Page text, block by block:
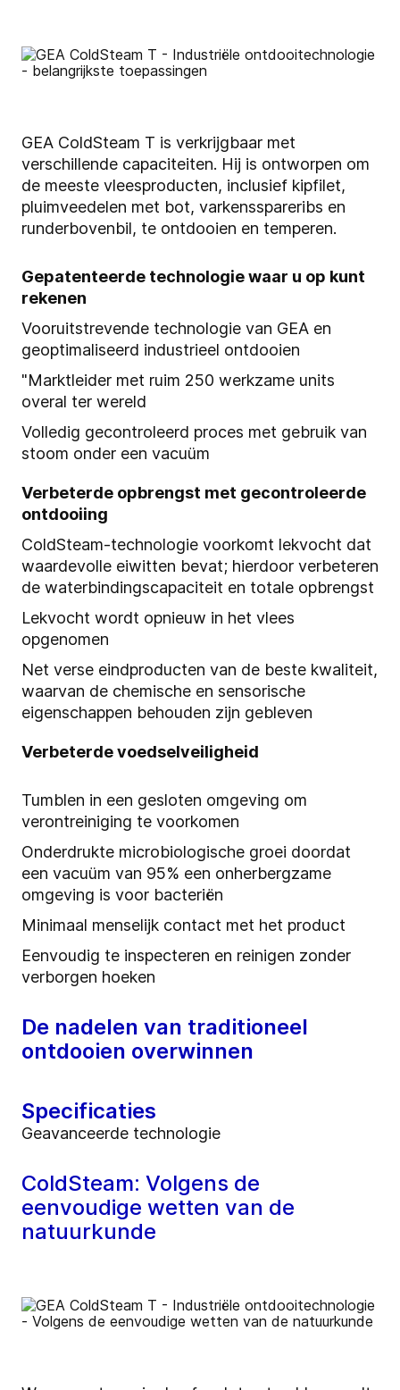
GEA ColdSteam T is verkrijgbaar met
verschillende capaciteiten. Hij is ontworpen om
de meeste vleesproducten, inclusief kipfilet,
pluimveedelen met bot, varkensspareribs en
runderbovenbil, te ontdooien en temperen.
Gepatenteerde technologie waar u op kunt
rekenen
Vooruitstrevende technologie van GEA en
geoptimaliseerd industrieel ontdooien
"Marktleider met ruim 250 werkzame units
overal ter wereld
Volledig gecontroleerd proces met gebruik van
stoom onder een vacuüm
Verbeterde opbrengst met gecontroleerde
ontdooiing
ColdSteam-technologie voorkomt lekvocht dat
waardevolle eiwitten bevat; hierdoor verbeteren
de waterbindingscapaciteit en totale opbrengst
Lekvocht wordt opnieuw in het vlees
opgenomen
Net verse eindproducten van de beste kwaliteit,
waarvan de chemische en sensorische
eigenschappen behouden zijn gebleven
Verbeterde voedselveiligheid
Tumblen in een gesloten omgeving om
verontreiniging te voorkomen
Onderdrukte microbiologische groei doordat
een vacuüm van 95% een onherbergzame
omgeving is voor bacteriën
Minimaal menselijk contact met het product
Eenvoudig te inspecteren en reinigen zonder
verborgen hoeken
De nadelen van traditioneel
ontdooien overwinnen
Specificaties
Geavanceerde technologie
ColdSteam: Volgens de
eenvoudige wetten van de
natuurkunde